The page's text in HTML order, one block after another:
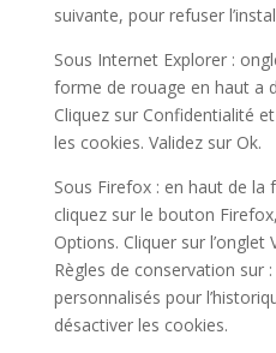
suivante, pour refuser
Sous Internet Explorer :
forme de rouage en haut a
Cliquez sur Confidentialité
les cookies. Validez sur Ok.
Sous Firefox : en haut de la
cliquez sur le bouton
Options. Cliquer sur l’onglet
Règles de conservation sur
personnalisés pour
désactiver les cookies.